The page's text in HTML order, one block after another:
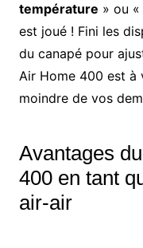
température » ou «
est joué ! Fini les
du canapé pour
Air Home 400 est à
moindre de vos
Avantages
400 en tant
air-air